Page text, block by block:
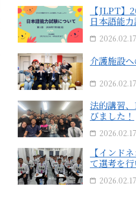
【JLPT
日本語能
2026.02.17
介護施設へ
2026.02.17
法的講習
びました！
2026.02.17
【インド
て選考を行
2026.02.17